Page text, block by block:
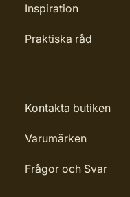
Inspiration
Praktiska råd
Kontakta butiken
Varumärken
Frågor och Svar